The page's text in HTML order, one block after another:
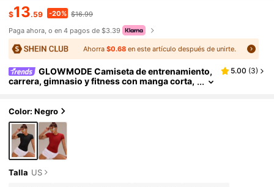
$13.59 -20% $16.99
Paga ahora, o en 4 pagos de $3.39
Ahorra $0.68en este artículo después de unirte.
GLOWMODE Camiseta de entrenamiento,
carrera, gimnasio y fitness con manga corta,
5.00 (3)
Color: Negro
Talla US